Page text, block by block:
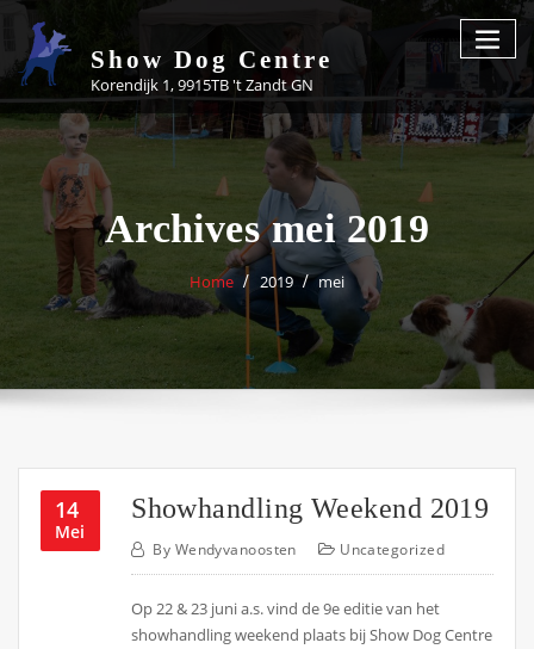
Skip
content
Show Dog Centre
Korendijk 1, 9915TB 't Zandt GN
Archives mei 2019
Home 2019 mei
14
Mei
Showhandling Weekend 2019
By Wendyvanoosten Uncategorized
Op 22 & 23 juni a.s. vind de 9e editie van het
showhandling weekend plaats bij Show Dog Centre